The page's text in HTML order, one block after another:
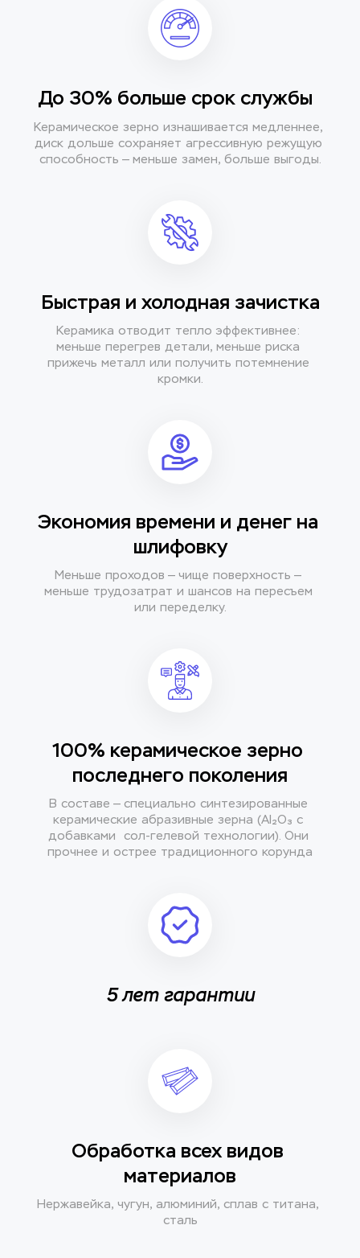
До 30% больше срок службы
Керамическое зерно изнашивается медленнее,
диск дольше сохраняет агрессивную режущую
способность — меньше замен, больше выгоды.
Быстрая и холодная зачистка
Керамика отводит тепло эффективнее:
меньше перегрев детали, меньше риска
прижечь металл или получить потемнение
кромки.
Экономия времени и денег на
шлифовку
Меньше проходов — чище поверхность —
меньше трудозатрат и шансов на пересъем
или переделку.
100% керамическое зерно
последнего поколения
В составе — специально синтезированные
керамические абразивные зерна (Al₂O₃ с
добавками  сол-гелевой технологии). Они
прочнее и острее традиционного корунда
5 лет гарантии
Обработка всех видов
материалов
Нержавейка, чугун, алюминий, сплав с титана,
сталь